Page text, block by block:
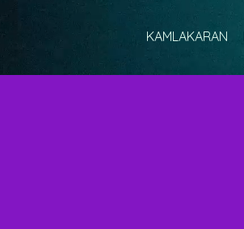
KAMLAKARAN